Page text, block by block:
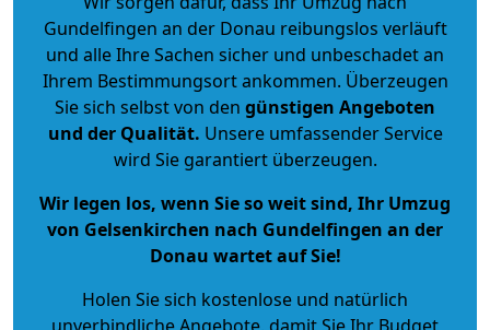
Gundelfingen an der Donau reibungslos verläuft
und alle Ihre Sachen sicher und unbeschadet an
Ihrem Bestimmungsort ankommen. Überzeugen
Sie sich selbst von den günstigen Angeboten
und der Qualität. Unsere umfassender Service
wird Sie garantiert überzeugen.
Wir legen los, wenn Sie so weit sind, Ihr Umzug
von Gelsenkirchen nach Gundelfingen an der
Donau wartet auf Sie!
Holen Sie sich kostenlose und natürlich
unverbindliche Angebote, damit Sie Ihr Budget